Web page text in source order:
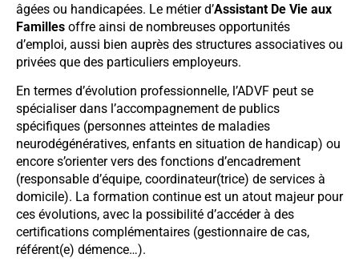
âgées ou handicapées. Le métier d’Assistant De Vie aux
Familles offre ainsi de nombreuses opportunités
d’emploi, aussi bien auprès des structures associatives ou
privées que des particuliers employeurs.
En termes d’évolution professionnelle, l’ADVF peut se
spécialiser dans l’accompagnement de publics
spécifiques (personnes atteintes de maladies
neurodégénératives, enfants en situation de handicap) ou
encore s’orienter vers des fonctions d’encadrement
(responsable d’équipe, coordinateur(trice) de services à
domicile). La formation continue est un atout majeur pour
ces évolutions, avec la possibilité d’accéder à des
certifications complémentaires (gestionnaire de cas,
référent(e) démence…).